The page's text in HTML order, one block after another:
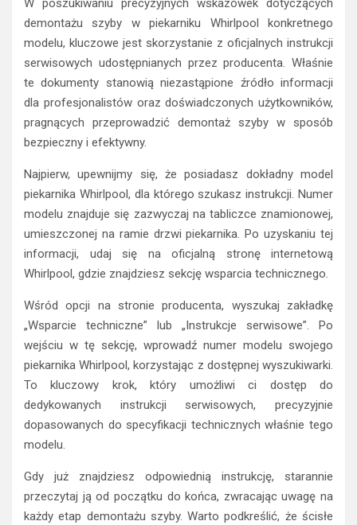
W poszukiwaniu precyzyjnych wskazówek dotyczących
demontażu szyby w piekarniku Whirlpool konkretnego
modelu, kluczowe jest skorzystanie z oficjalnych instrukcji
serwisowych udostępnianych przez producenta. Właśnie
te dokumenty stanowią niezastąpione źródło informacji
dla profesjonalistów oraz doświadczonych użytkowników,
pragnących przeprowadzić demontaż szyby w sposób
bezpieczny i efektywny.
Najpierw, upewnijmy się, że posiadasz dokładny model
piekarnika Whirlpool, dla którego szukasz instrukcji. Numer
modelu znajduje się zazwyczaj na tabliczce znamionowej,
umieszczonej na ramie drzwi piekarnika. Po uzyskaniu tej
informacji, udaj się na oficjalną stronę internetową
Whirlpool, gdzie znajdziesz sekcję wsparcia technicznego.
Wśród opcji na stronie producenta, wyszukaj zakładkę
„Wsparcie techniczne” lub „Instrukcje serwisowe”. Po
wejściu w tę sekcję, wprowadź numer modelu swojego
piekarnika Whirlpool, korzystając z dostępnej wyszukiwarki.
To kluczowy krok, który umożliwi ci dostęp do
dedykowanych instrukcji serwisowych, precyzyjnie
dopasowanych do specyfikacji technicznych właśnie tego
modelu.
Gdy już znajdziesz odpowiednią instrukcję, starannie
przeczytaj ją od początku do końca, zwracając uwagę na
każdy etap demontażu szyby. Warto podkreślić, że ścisłe